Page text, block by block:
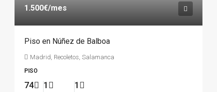
1.500€/mes
Piso en Núñez de Balboa
Madrid, Recoletos, Salamanca
PISO
74 1 1